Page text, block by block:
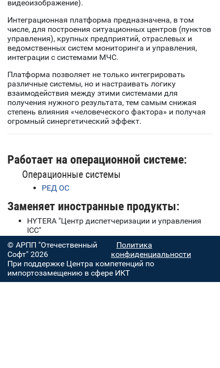
видеоизображение).
Интеграционная платформа предназначена, в том
числе, для построения ситуационных центров (пунктов
управления), крупных предприятий, отраслевых и
ведомственных систем мониторинга и управления,
интеграции с системами МЧС.
Платформа позволяет не только интегрировать
различные системы, но и настраивать логику
взаимодействия между этими системами для
получения нужного результата, тем самым снижая
степень влияния «человеческого фактора» и получая
огромный синергетический эффект.
Работает на операционной системе:
Операционные системы
РЕД ОС
Заменяет иностранные продукты:
HYTERA "Центр диспетчеризации и управления
ICC"
© АРПП "Отечественный
Софт" 2026
Политика
конфиденциальности
При поддержке Центра компетенций по
импортозамещению в сфере ИКТ